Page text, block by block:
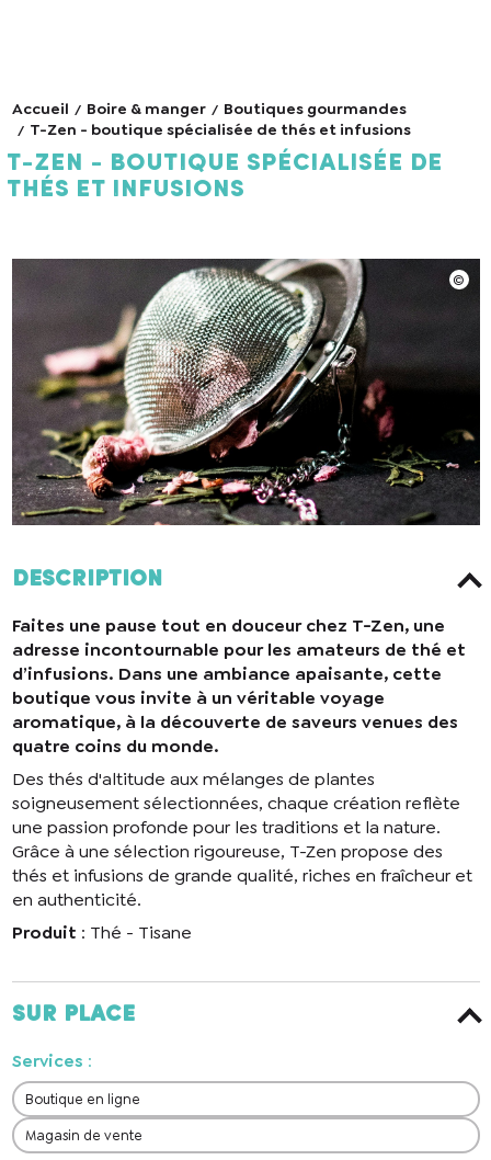
Accueil Boire & manger
Boutiques gourmandes
T-Zen - boutique spécialisée de thés et infusions
T-Zen - boutique spécialisée de
thés et infusions
Description
Faites une pause tout en douceur chez T-Zen, une
adresse incontournable pour les amateurs de thé et
d’infusions. Dans une ambiance apaisante, cette
boutique vous invite à un véritable voyage
aromatique, à la découverte de saveurs venues des
quatre coins du monde.
Des thés d'altitude aux mélanges de plantes
soigneusement sélectionnées, chaque création reflète
une passion profonde pour les traditions et la nature.
Grâce à une sélection rigoureuse, T-Zen propose des
thés et infusions de grande qualité, riches en fraîcheur et
en authenticité.
Produit : Thé - Tisane
Sur place
Services :
Boutique en ligne
Magasin de vente